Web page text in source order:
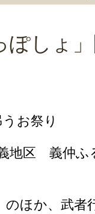
ぽしょ
お祭り
地区 義仲
ほか、武者